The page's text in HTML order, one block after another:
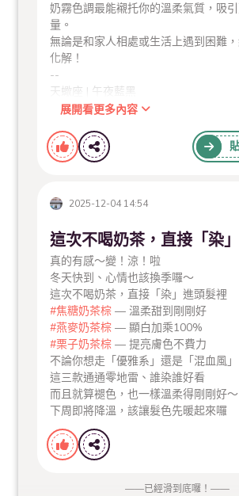
奶霧色調最能襯托你的溫柔氣質，吸
量。
無論是和家人相處或生活上遇到困難
化解！
--
天蠍座 | 午夜藍黑
黑髮中若隱若現的藍色，不僅強調天蠍
其他領域中，獲得驚喜報酬哦！
．﹒‧°∴°☆．﹒‧°∴°﹒☆°．
https://www.milanhair.com.tw/column/
| 米蘭時尚髮型南科網美店 |#女生燙髮
台南市新市區中正路406號
營業時間 每周二至六10:30～晚上7:30
展開看更多內容
2025-12-04 14:54
這次不喝奶茶，直接「染
真的有感～變！涼！啦
冬天快到、心情也該換季囉～
這次不喝奶茶，直接「染」進頭髮裡
#焦糖奶茶棕 — 溫柔甜到剛剛好
#燕麥奶茶棕 — 顯白加乘100%
#栗子奶茶棕 — 提亮膚色不費力
不論你想走「優雅系」還是「混血風」
這三款通通零地雷、誰染誰好看
而且就算褪色，也一樣溫柔得剛剛好～
下周即將降溫，該讓髮色先暖起來囉
——已經滑到底囉！ ——